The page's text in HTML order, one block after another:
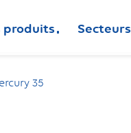
produits
35